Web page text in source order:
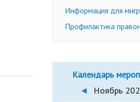
Информация для
Профилактика
Календарь
◄
Ноябрь